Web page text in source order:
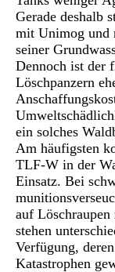
Gerade deshalb
mit Unimog und
seiner
Dennoch ist der
Löschpanzern
ein solches
Am häufigsten
TLF-W in der
Einsatz. Bei
auf
stehen
Verfügung,
Katastrophen